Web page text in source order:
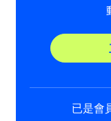
已是會